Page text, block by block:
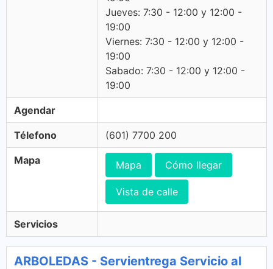
Jueves: 7:30 - 12:00 y 12:00 -
19:00
Viernes: 7:30 - 12:00 y 12:00 -
19:00
Sabado: 7:30 - 12:00 y 12:00 -
19:00
Agendar
Télefono (601) 7700 200
Mapa Mapa Cómo llegar
Vista de calle
Servicios
ARBOLEDAS - Servientrega Servicio al